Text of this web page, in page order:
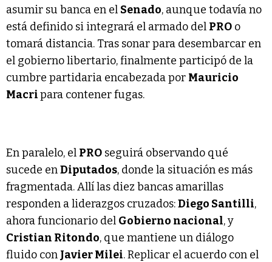
asumir su banca en el Senado, aunque todavía no
está definido si integrará el armado del PRO o
tomará distancia. Tras sonar para desembarcar en
el gobierno libertario, finalmente participó de la
cumbre partidaria encabezada por Mauricio
Macripara contener fugas.
En paralelo, el PRO seguirá observando qué
sucede enDiputados, donde la situación es más
fragmentada. Allí las diez bancas amarillas
responden a liderazgos cruzados:Diego Santilli,
ahora funcionario del Gobierno nacional, y
Cristian Ritondo, que mantiene un diálogo
fluido con Javier Milei. Replicar el acuerdo con el